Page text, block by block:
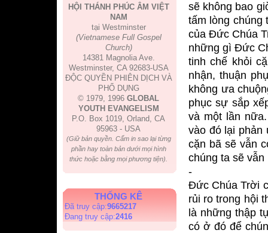
HỘI THÁNH PHÚC ÂM VIỆT
NAM
tại Westminster
(Vietnamese Full Gospel
Church)
14381 Magnolia Ave.
Westminster, CA 92683-USA
ĐỘC QUYỀN PHIÊN DỊCH VÀ
PHỔ DỤNG
© 1979, 1996 GLOBAL
YOUTH EVANGELISM
P.O. Box 1019, Orland, CA
95963 - USA
(Giữ bản quyền. Cấm in sao lại từng
phần hay toàn bản dưới mọi hình
thức hoặc bằng mọi phương tiện).
THỐNG KÊ
Đã truy cập:9665217
Đang truy cập:2416
sẽ không bao
tấm lòng chúng
của Đức Chúa
những gì Đức
tinh chế khỏi
nhận, thuận
không ưa
phục sự sắp
và một lần
vào đó lại phản
cặn bã sẽ vẫn
chúng ta sẽ
-
Đức Chúa Trời
rủi ro trong hội
là những thập
có ở đó để